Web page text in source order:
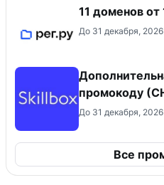
11 доменов от
До 31 декабря, 2026
промокоду
До 31 декабря, 2026
Все